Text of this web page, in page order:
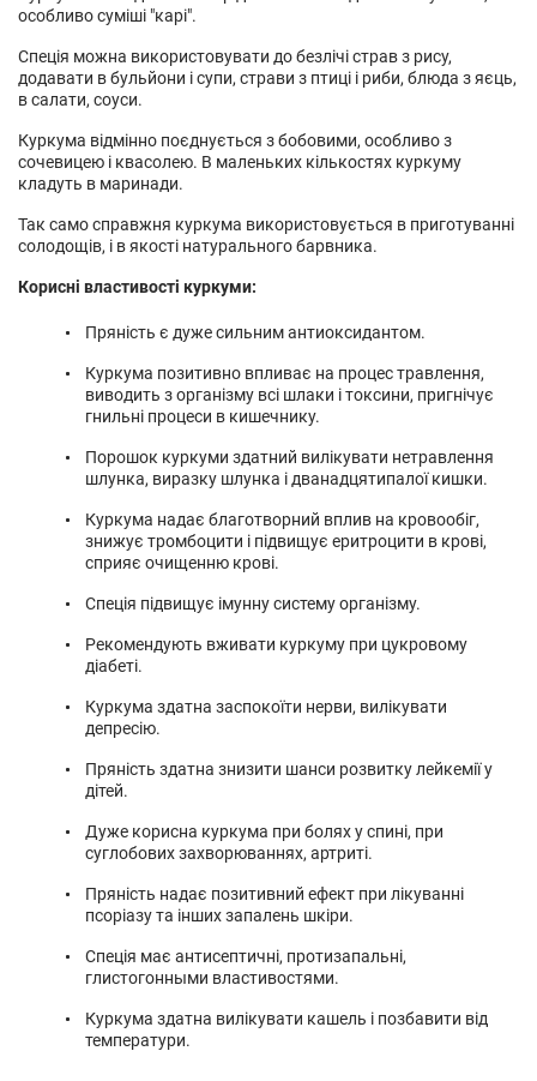
особливо суміші "карі".
Спеція можна використовувати до безлічі страв з рису,
додавати в бульйони і супи, страви з птиці і риби, блюда з яєць,
в салати, соуси.
Куркума відмінно поєднується з бобовими, особливо з
сочевицею і квасолею. В маленьких кількостях куркуму
кладуть в маринади.
Так само справжня куркума використовується в приготуванні
солодощів, і в якості натурального барвника.
Корисні властивості куркуми:
Пряність є дуже сильним антиоксидантом.
Куркума позитивно впливає на процес травлення,
виводить з організму всі шлаки і токсини, пригнічує
гнильні процеси в кишечнику.
Порошок куркуми здатний вилікувати нетравлення
шлунка, виразку шлунка і дванадцятипалої кишки.
Куркума надає благотворний вплив на кровообіг,
знижує тромбоцити і підвищує еритроцити в крові,
сприяє очищенню крові.
Спеція підвищує імунну систему організму.
Рекомендують вживати куркуму при цукровому
діабеті.
Куркума здатна заспокоїти нерви, вилікувати
депресію.
Пряність здатна знизити шанси розвитку лейкемії у
дітей.
Дуже корисна куркума при болях у спині, при
суглобових захворюваннях, артриті.
Пряність надає позитивний ефект при лікуванні
псоріазу та інших запалень шкіри.
Спеція має антисептичні, протизапальні,
глистогонными властивостями.
Куркума здатна вилікувати кашель і позбавити від
температури.